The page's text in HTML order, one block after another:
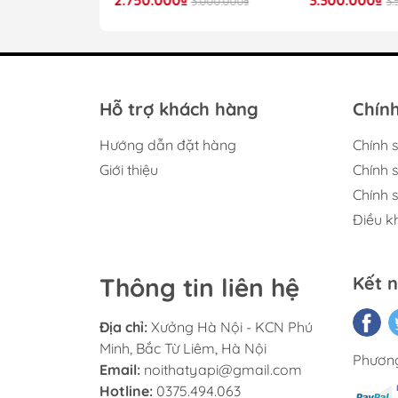
Sản phẩm được gia công từ gỗ công
Hệ thống cửa kính cường
Hỗ trợ khách hàng
Hướng dẫn đặt hàng
Giới thiệu
Chính
Chính
Chính
Điều
Thông tin liên hệ
Địa chỉ: Xưởng Hà Nội - KCN Phú
Minh, Bắc Từ Liêm, Hà Nội
Email: noithatyapi@gmail.com
Hotline: 0375.494.063
Kết